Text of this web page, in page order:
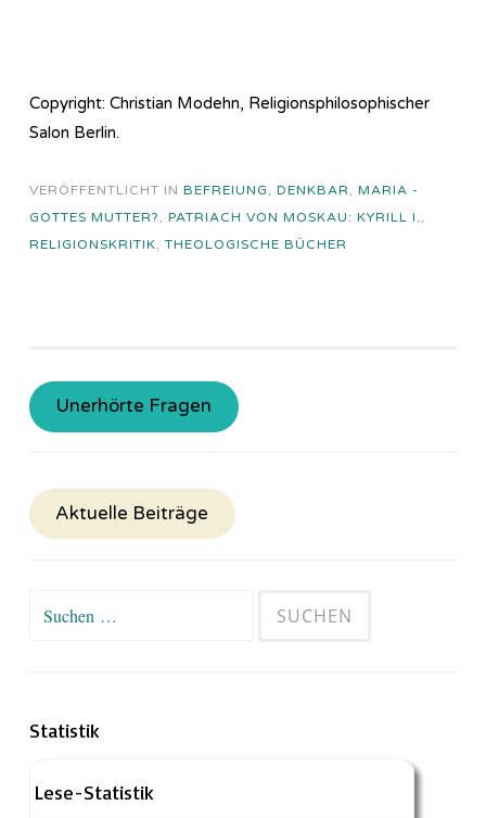
Copyright: Christian Modehn, Religionsphilosophischer
Salon Berlin.
VERÖFFENTLICHT IN BEFREIUNG, DENKBAR, MARIA -
GOTTES MUTTER?, PATRIACH VON MOSKAU: KYRILL I.,
RELIGIONSKRITIK, THEOLOGISCHE BÜCHER
Unerhörte Fragen
Aktuelle Beiträge
Suchen
Statistik
Lese-Statistik